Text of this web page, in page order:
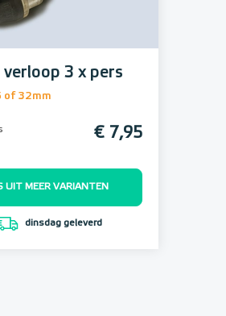
verloop 3 x pers
of 32mm
€ 7,95
UIT MEER VARIANTEN
dinsdag geleverd